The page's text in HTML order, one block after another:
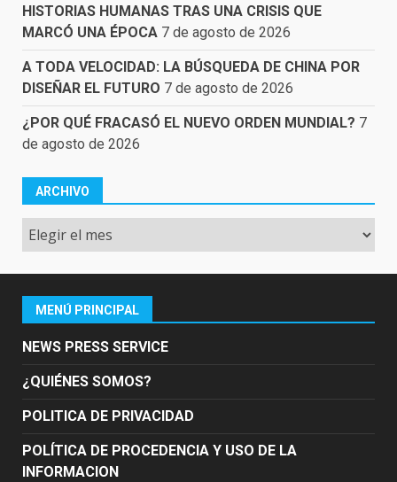
HISTORIAS HUMANAS TRAS UNA CRISIS QUE
MARCÓ UNA ÉPOCA 7 de agosto de 2026
A TODA VELOCIDAD: LA BÚSQUEDA DE CHINA POR
DISEÑAR EL FUTURO 7 de agosto de 2026
¿POR QUÉ FRACASÓ EL NUEVO ORDEN MUNDIAL? 7
de agosto de 2026
ARCHIVO
Archivo
MENÚ PRINCIPAL
NEWS PRESS SERVICE
¿QUIÉNES SOMOS?
POLITICA DE PRIVACIDAD
POLÍTICA DE PROCEDENCIA Y USO DE LA
INFORMACION